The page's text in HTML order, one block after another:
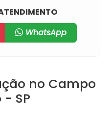
WhatsApp
no Campo
- SP